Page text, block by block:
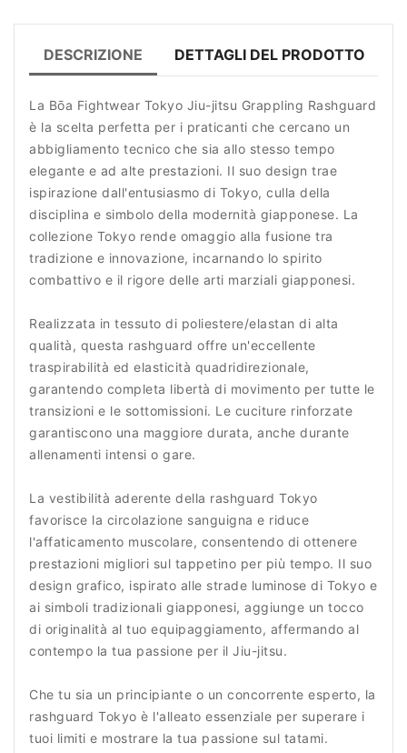
DESCRIZIONE DETTAGLI DEL PRODOTTO
La Bōa Fightwear Tokyo Jiu-jitsu Grappling Rashguard
è la scelta perfetta per i praticanti che cercano un
abbigliamento tecnico che sia allo stesso tempo
elegante e ad alte prestazioni. Il suo design trae
ispirazione dall'entusiasmo di Tokyo, culla della
disciplina e simbolo della modernità giapponese. La
collezione Tokyo rende omaggio alla fusione tra
tradizione e innovazione, incarnando lo spirito
combattivo e il rigore delle arti marziali giapponesi.
Realizzata in tessuto di poliestere/elastan di alta
qualità, questa rashguard offre un'eccellente
traspirabilità ed elasticità quadridirezionale,
garantendo completa libertà di movimento per tutte le
transizioni e le sottomissioni. Le cuciture rinforzate
garantiscono una maggiore durata, anche durante
allenamenti intensi o gare.
La vestibilità aderente della rashguard Tokyo
favorisce la circolazione sanguigna e riduce
l'affaticamento muscolare, consentendo di ottenere
prestazioni migliori sul tappetino per più tempo. Il suo
design grafico, ispirato alle strade luminose di Tokyo e
ai simboli tradizionali giapponesi, aggiunge un tocco
di originalità al tuo equipaggiamento, affermando al
contempo la tua passione per il Jiu-jitsu.
Che tu sia un principiante o un concorrente esperto, la
rashguard Tokyo è l'alleato essenziale per superare i
tuoi limiti e mostrare la tua passione sul tatami.